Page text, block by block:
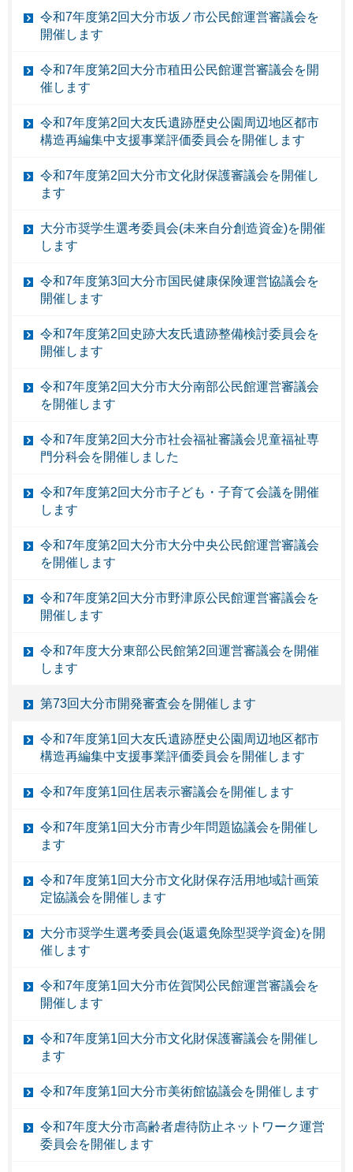
令和7年度第2回大分市坂ノ市公民館運営審議会を
開催します
令和7年度第2回大分市稙田公民館運営審議会を開
催します
令和7年度第2回大友氏遺跡歴史公園周辺地区都市
構造再編集中支援事業評価委員会を開催します
令和7年度第2回大分市文化財保護審議会を開催し
ます
大分市奨学生選考委員会(未来自分創造資金)を開催
します
令和7年度第3回大分市国民健康保険運営協議会を
開催します
令和7年度第2回史跡大友氏遺跡整備検討委員会を
開催します
令和7年度第2回大分市大分南部公民館運営審議会
を開催します
令和7年度第2回大分市社会福祉審議会児童福祉専
門分科会を開催しました
令和7年度第2回大分市子ども・子育て会議を開催
します
令和7年度第2回大分市大分中央公民館運営審議会
を開催します
令和7年度第2回大分市野津原公民館運営審議会を
開催します
令和7年度大分東部公民館第2回運営審議会を開催
します
第73回大分市開発審査会を開催します
令和7年度第1回大友氏遺跡歴史公園周辺地区都市
構造再編集中支援事業評価委員会を開催します
令和7年度第1回住居表示審議会を開催します
令和7年度第1回大分市青少年問題協議会を開催し
ます
令和7年度第1回大分市文化財保存活用地域計画策
定協議会を開催します
大分市奨学生選考委員会(返還免除型奨学資金)を開
催します
令和7年度第1回大分市佐賀関公民館運営審議会を
開催します
令和7年度第1回大分市文化財保護審議会を開催し
ます
令和7年度第1回大分市美術館協議会を開催します
令和7年度大分市高齢者虐待防止ネットワーク運営
委員会を開催します